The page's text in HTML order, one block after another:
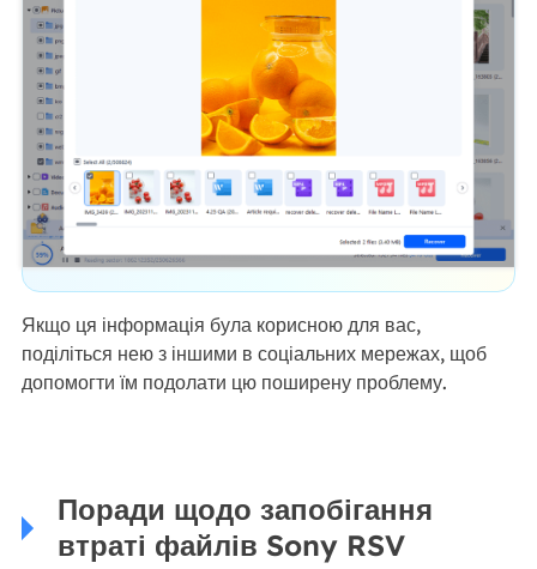
Якщо ця інформація була корисною для вас,
поділіться нею з іншими в соціальних мережах, щоб
допомогти їм подолати цю поширену проблему.
Поради щодо запобігання
втраті файлів Sony RSV